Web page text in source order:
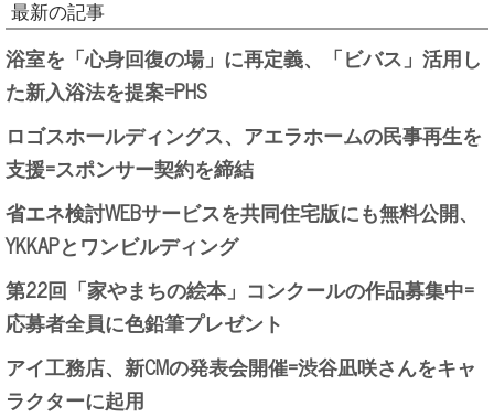
最新の記事
浴室を「心身回復の場」に再定義、「ビバス」活用し
た新入浴法を提案=PHS
ロゴスホールディングス、アエラホームの民事再生を
支援=スポンサー契約を締結
省エネ検討WEBサービスを共同住宅版にも無料公開、
YKKAPとワンビルディング
第22回「家やまちの絵本」コンクールの作品募集中=
応募者全員に色鉛筆プレゼント
アイ工務店、新CMの発表会開催=渋谷凪咲さんをキャ
ラクターに起用